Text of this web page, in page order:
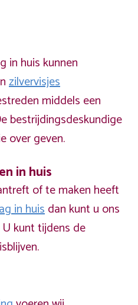
in huis kunnen
zilvervisjes
middels een
bestrijdingsdeskundige
over geven.
in huis
of te maken heeft
in huisdan kunt u ons
kunt tijdens de